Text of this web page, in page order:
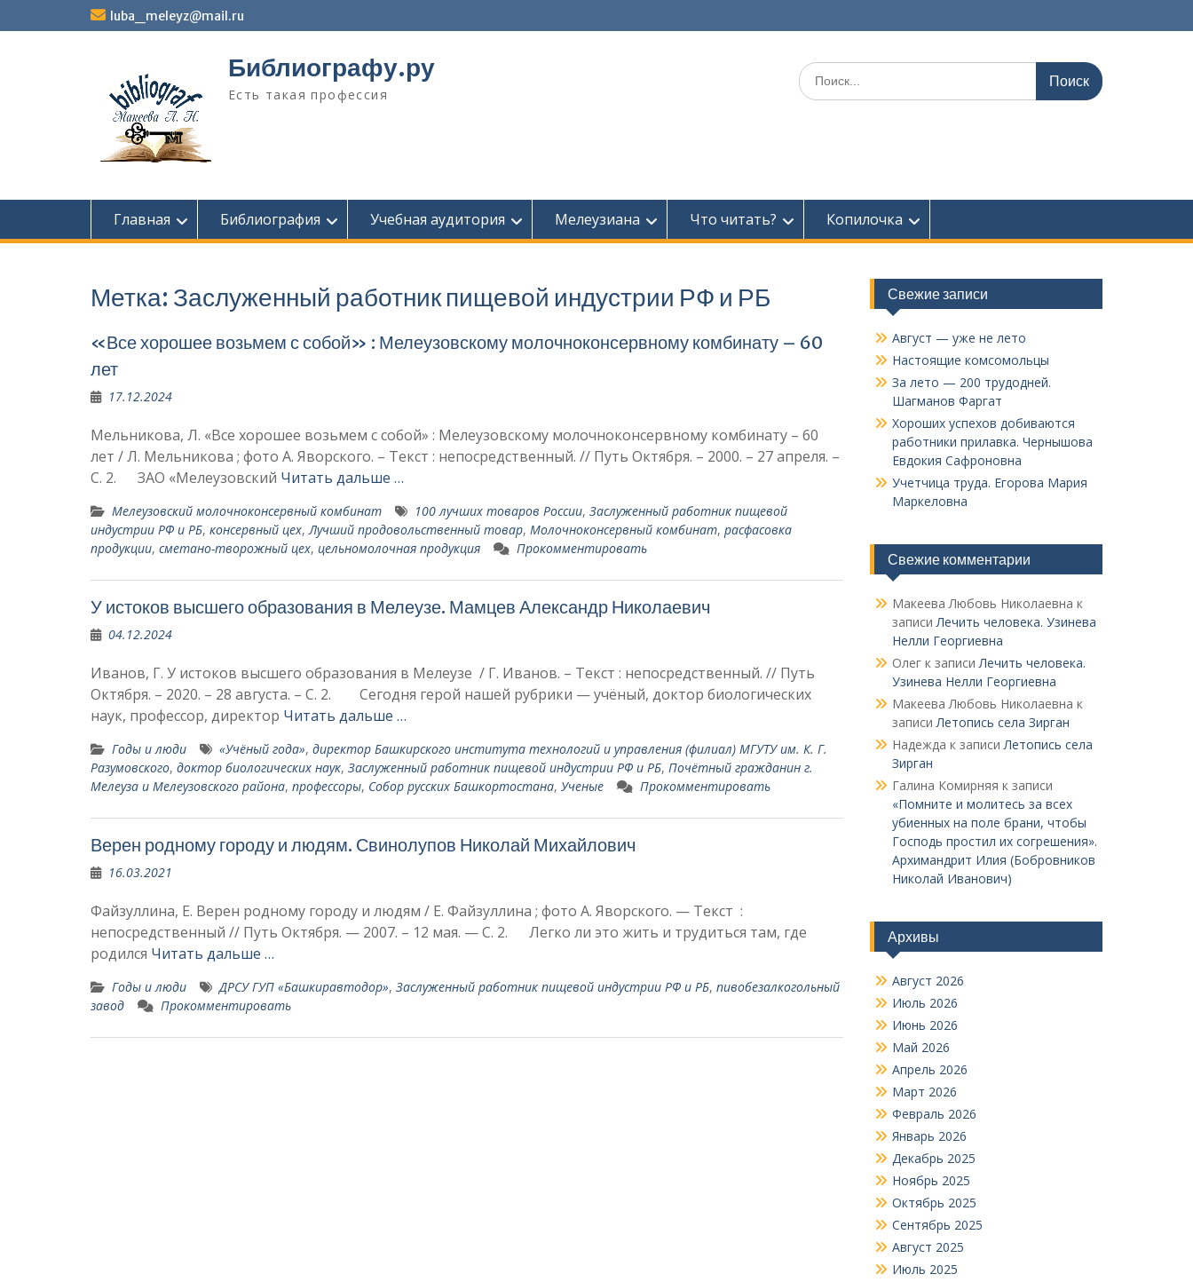
к
luba_meleyz@mail.ru
Библиографу.ру
Есть такая профессия
Поиск
по:
Главная Библиография Учебная аудитория Мелеузиана Что читать? Копилочка
Метка: Заслуженный работник пище­вой индустрии РФ и РБ
«Все хорошее возьмем с собой» : Мелеузовскому молочноконсервному комбинату – 60
лет
17.12.2024
Мельникова, Л. «Все хорошее возьмем с собой» : Мелеузовскому молочноконсервному комбинату – 60
лет / Л. Мельникова ; фото А. Яворского. – Текст : непосредственный. // Путь Октября. – 2000. – 27 апреля. –
С. 2. ЗАО «Мелеузовский Читать дальше …
Мелеузовский молочноконсервный комбинат 100 лучших това­ров России, Заслуженный работник пище­вой
индустрии РФ и РБ, консервный цех,Лучший продоволь­ственный товар, Молочноконсервный комбинат, расфасовка
продукции, сметано-творожный цех, цельномолочная продукция Прокомментировать
У истоков высшего образования в Мелеузе. Мамцев Александр Николаевич
04.12.2024
Иванов, Г. У истоков высшего образования в Мелеузе / Г. Иванов. – Текст : непосредственный. // Путь
Октября. – 2020. – 28 августа. – С. 2. Сегодня герой нашей рубрики — учёный, доктор биологических
наук, профессор, директор Читать дальше …
Годы и люди «Учёный года», директор Башкирского института технологий и управления (филиал) МГУТУ им. К. Г.
Разумовского, доктор биологических наук, Заслуженный работник пище­вой индустрии РФ и РБ, Почётный гражданин г.
Мелеуза и Мелеузовско­го района, профессоры, Собор русских Башкортостана, Ученые Прокомментировать
Верен родному городу и людям. Свинолупов Николай Михайлович
16.03.2021
Файзуллина, Е. Верен родному городу и людям / Е. Файзуллина ; фото А. Яворского. — Текст :
непосредственный // Путь Октября. — 2007. – 12 мая. — С. 2. Легко ли это жить и трудиться там, где
родился Читать дальше …
Годы и люди ДРСУ ГУП «Башкиравтодор», Заслуженный работник пище­вой индустрии РФ и РБ, пивобезалкогольный
завод
Прокомментировать
Свежие записи
Август — уже не лето
Настоящие комсомольцы
За лето — 200 трудодней.
Шагманов Фаргат
Хороших успехов добиваются
работники прилавка. Чер­нышова
Евдокия Сафроновна
Учетчица труда. Его­рова Мария
Маркеловна
Свежие комментарии
Макеева Любовь Николаевна к
записиЛечить человека. Узинева
Нелли Георгиевна
Олегк записиЛечить человека.
Узинева Нелли Георгиевна
Макеева Любовь Николаевна к
записиЛетопись села Зирган
Надежда к записиЛетопись села
Зирган
Галина Комирняя к записи
«Помните и молитесь за всех
убиенных на поле брани, чтобы
Господь простил их согрешения».
Архимандрит Илия (Бобровников
Николай Иванович)
Архивы
Август 2026
Июль 2026
Июнь 2026
Май 2026
Апрель 2026
Март 2026
Февраль 2026
Январь 2026
Декабрь 2025
Ноябрь 2025
Октябрь 2025
Сентябрь 2025
Август 2025
Июль 2025